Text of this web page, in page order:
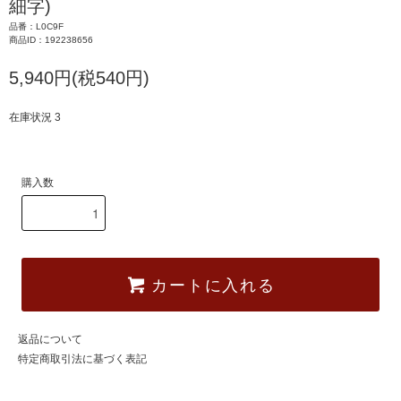
細字)
品番：L0C9F
商品ID：192238656
5,940円(税540円)
在庫状況 3
購入数
カートに入れる
返品について
特定商取引法に基づく表記